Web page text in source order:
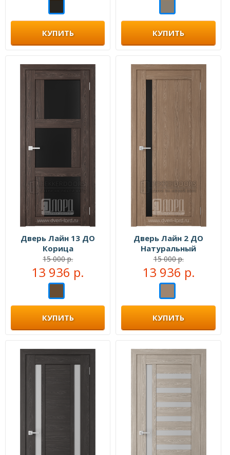
КУПИТЬ КУПИТЬ
Дверь Лайн 13 ДО
Корица
15 000 р.
13 936 р.
КУПИТЬ
Дверь Лайн 2 ДО
Натуральный
15 000 р.
13 936 р.
КУПИТЬ